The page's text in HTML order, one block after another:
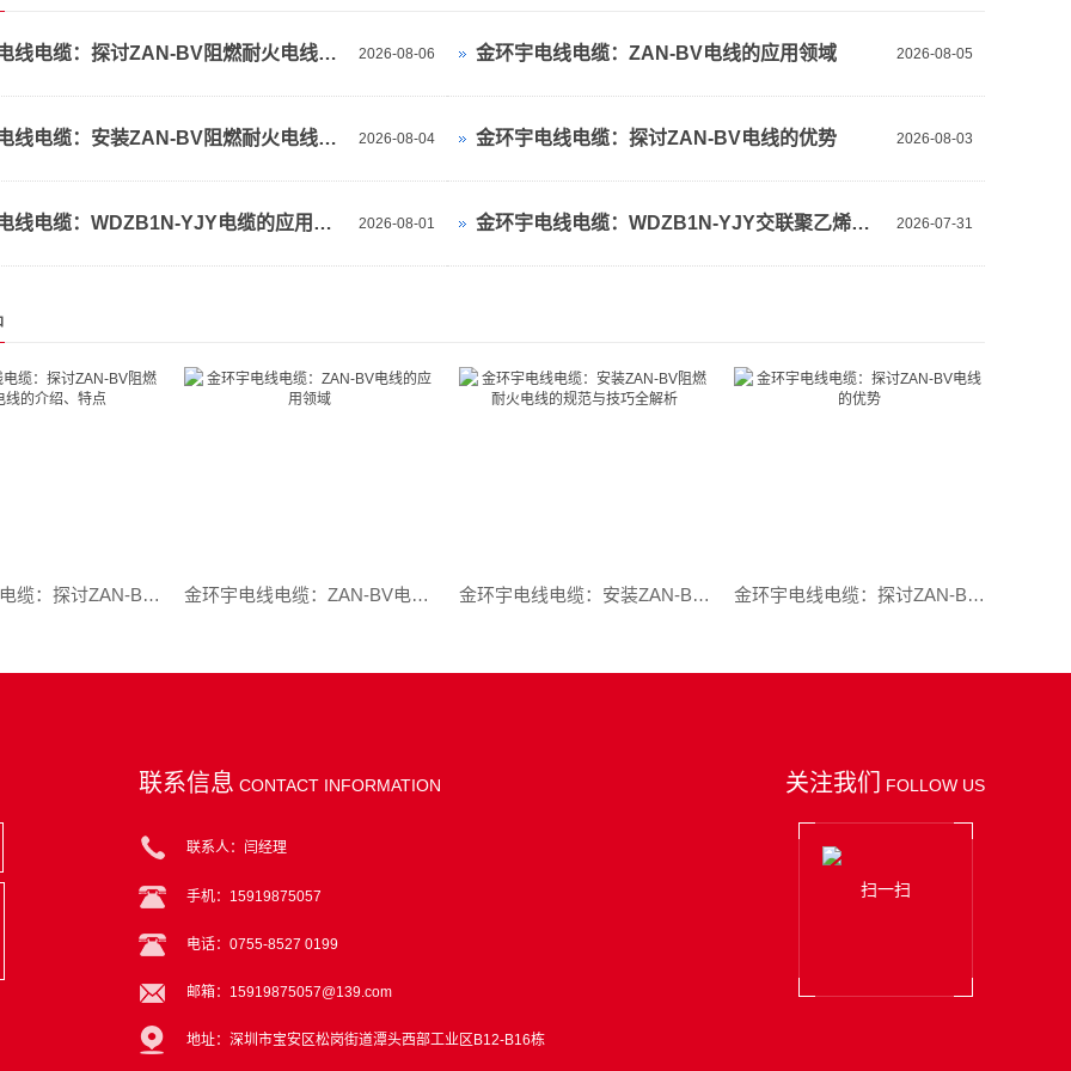
2026-08-06
金环宇电线电缆：探讨ZAN-BV阻燃耐火电线的介绍、特点 2026-08-05
金环宇电线电缆：ZAN-BV电线的应用领域
2026-08-04
金环宇电线电缆：安装ZAN-BV阻燃耐火电线的规范与技巧全解析 2026-08-03
金环宇电线电缆：探讨ZAN-BV电线的优势
2026-08-01
金环宇电线电缆：WDZB1N-YJY电缆的应用领域 2026-07-31
金环宇电线电缆：WDZB1N-YJY交联聚乙烯绝缘电缆解析
金环宇电线电缆：探讨ZAN-BV阻燃耐火电线的介绍、特点 金环宇电线电缆：ZAN-BV电线的应用领域 金环宇电线电缆：安装ZAN-BV阻燃耐火电线的规范与技巧全解析 金环宇电线电缆：探讨ZAN-BV电线的优势
关注我们 FOLLOW US
扫一扫
联系信息 CONTACT INFORMATION
联系人：闫经理
手机：15919875057
电话：0755-8527 0199
邮箱：15919875057@139.com
地址：深圳市宝安区松岗街道潭头西部工业区B12-B16栋